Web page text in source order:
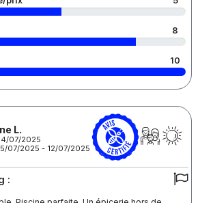
8
10
L.
07/2025
07/2025 - 12/07/2025
: